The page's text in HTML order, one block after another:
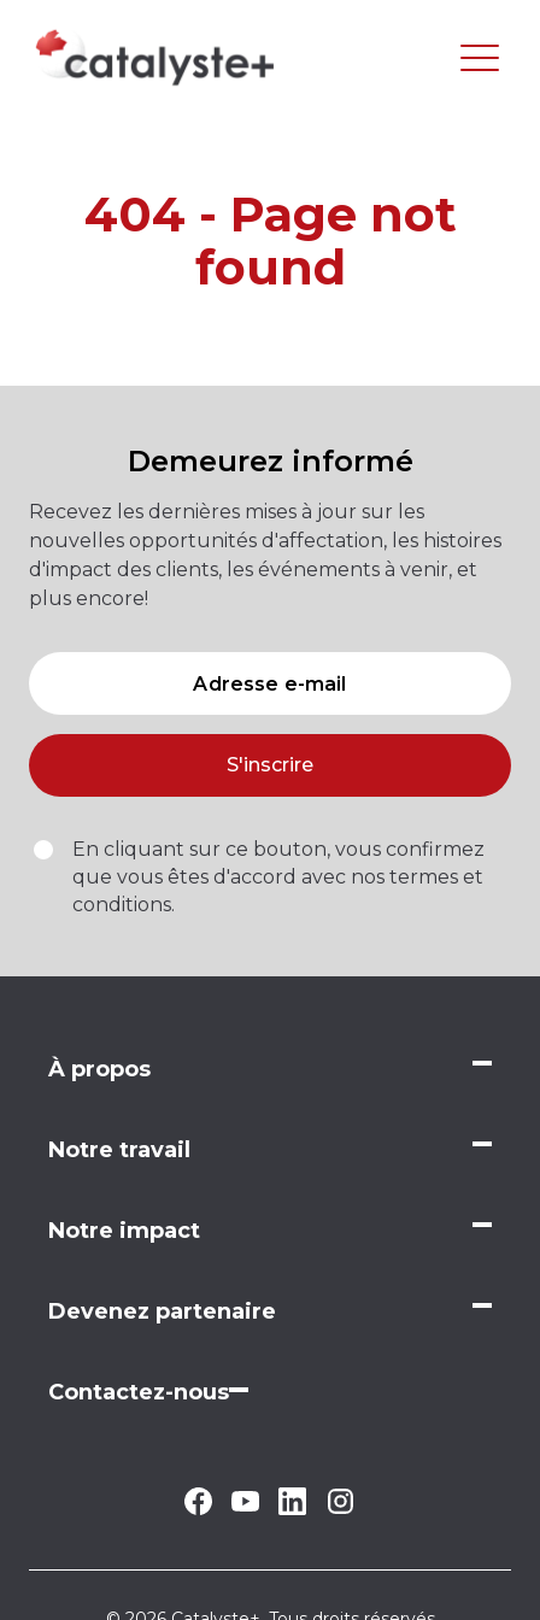
404 - Page not
found
Demeurez informé
Recevez les dernières mises à jour sur les
nouvelles opportunités d'affectation, les histoires
d'impact des clients, les événements à venir, et
plus encore!
S'inscrire
En cliquant sur ce bouton, vous confirmez
que vous êtes d'accord avec nos termes et
conditions.
À propos
Notre travail
Notre impact
Devenez partenaire
Contactez-nous